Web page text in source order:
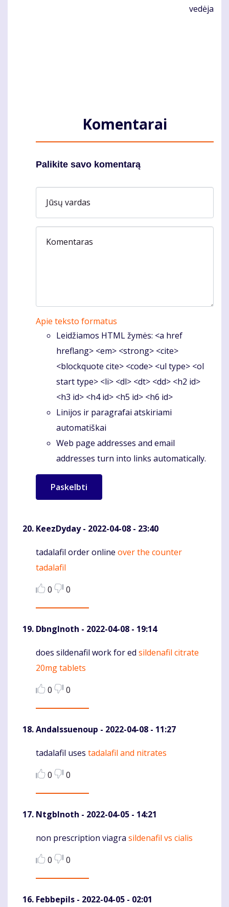
ve­dė­ja
Komentarai
Palikite savo komentarą
Jūsų vardas
Komentaras
Apie teksto formatus
Leidžiamos HTML žymės: <a href
hreflang> <em> <strong> <cite>
<blockquote cite> <code> <ul type> <ol
start type> <li> <dl> <dt> <dd> <h2 id>
<h3 id> <h4 id> <h5 id> <h6 id>
Linijos ir paragrafai atskiriami
automatiškai
Web page addresses and email
addresses turn into links automatically.
KeezDyday- 2022-04-08 - 23:40
Komentaras
tadalafil order online over the counter
tadalafil
0
0
DbngInoth - 2022-04-08 - 19:14
Komentaras
does sildenafil work for ed sildenafil citrate
20mg tablets
0
0
AndaIssuenoup - 2022-04-08 - 11:27
Komentaras
tadalafil uses tadalafil and nitrates
0
0
NtgbInoth - 2022-04-05 - 14:21
Komentaras
non prescription viagra sildenafil vs cialis
0
0
Febbepils - 2022-04-05 - 02:01